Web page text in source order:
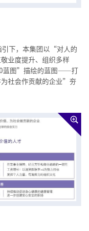
下，本集团以“对人的
业度提升、组织多样
蓝图”描绘的蓝图——打
社会作贡献的企业”夯